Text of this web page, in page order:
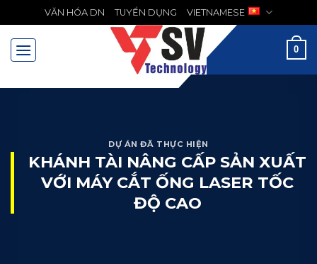
đến
nội
dung
VĂN HÓA DN TUYỂN DỤNG VIETNAMESE
0
DỰ ÁN ĐÃ THỰC HIỆN
KHÁNH TÀI NÂNG CẤP SẢN XUẤT
VỚI MÁY CẮT ỐNG LASER TỐC
ĐỘ CAO
MENU